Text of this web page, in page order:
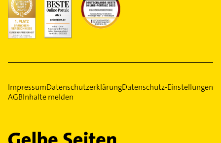
ImpressumDatenschutzerklärungDatenschutz-Einstellungen
AGBInhalte melden